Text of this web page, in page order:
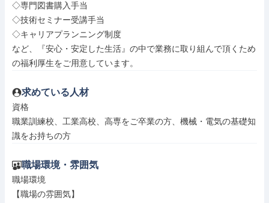
◇専門図書購入手当
◇技術セミナー受講手当
◇キャリアプランニング制度
など、『安心・安定した生活』の中で業務に取り組んで頂くため
の福利厚生をご用意しています。
求めている人材
資格
職業訓練校、工業高校、高専をご卒業の方、機械・電気の基礎知
識をお持ちの方
職場環境・雰囲気
職場環境
【職場の雰囲気】